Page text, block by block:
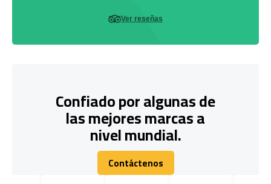
Ver reseñas
Confiado por algunas de
las mejores marcas a
nivel mundial.
Contáctenos
Contáctenos